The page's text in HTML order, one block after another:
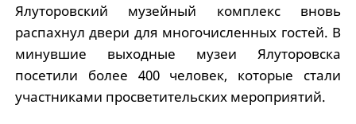
Ялуторовский музейный комплекс вновь
распахнул двери для многочисленных гостей. В
минувшие выходные музеи Ялуторовска
посетили более 400 человек, которые стали
участниками просветительских мероприятий.